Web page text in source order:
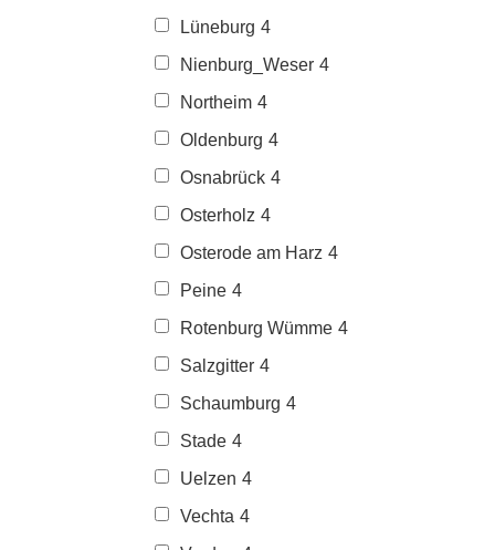
Lüneburg 4
Nienburg_Weser 4
Northeim 4
Oldenburg 4
Osnabrück 4
Osterholz 4
Osterode am Harz 4
Peine 4
Rotenburg Wümme 4
Salzgitter 4
Schaumburg 4
Stade 4
Uelzen 4
Vechta 4